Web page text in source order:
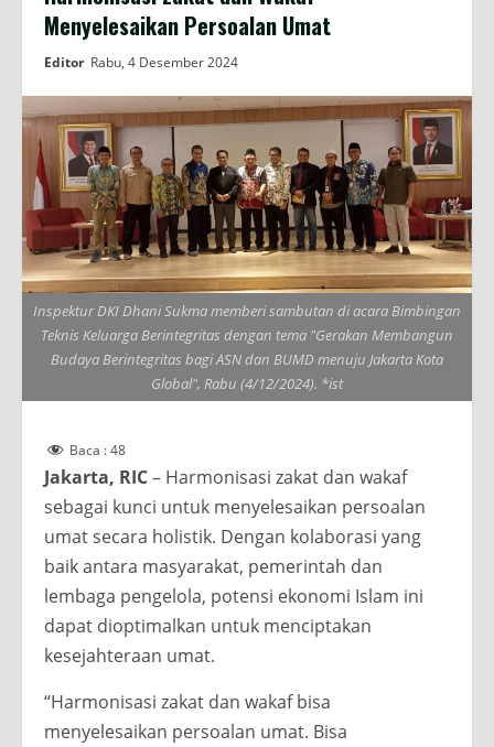
Menyelesaikan Persoalan Umat
Editor Rabu, 4 Desember 2024
Inspektur DKI Dhani Sukma memberi sambutan di acara Bimbingan
Teknis Keluarga Berintegritas dengan tema "Gerakan Membangun
Budaya Berintegritas bagi ASN dan BUMD menuju Jakarta Kota
Global", Rabu (4/12/2024). *ist
Baca :48
Jakarta, RIC– Harmonisasi zakat dan wakaf
sebagai kunci untuk menyelesaikan persoalan
umat secara holistik. Dengan kolaborasi yang
baik antara masyarakat, pemerintah dan
lembaga pengelola, potensi ekonomi Islam ini
dapat dioptimalkan untuk menciptakan
kesejahteraan umat.
“Harmonisasi zakat dan wakaf bisa
menyelesaikan persoalan umat. Bisa